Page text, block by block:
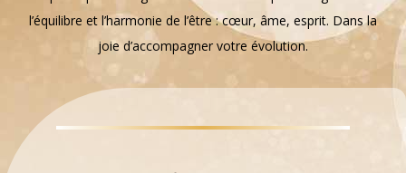
l’équilibre et l’harmonie de l’être : cœur, âme, esprit. Dans la
joie d’accompagner votre évolution.